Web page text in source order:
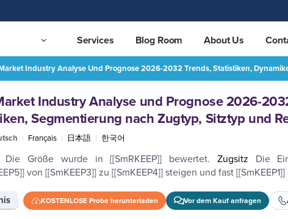
Services Blog Room About Us
Industry Analyse Und Prognose 2026-2032 Trends, Statistiken,
Industry Analyse und Prognose 2026-
Segmentierung nach Zugtyp, Sitztyp und
| Français | 日本語 | 한국어
Die Größe wurde in [[SmRKEEP]] bewertet. Zugsitz Die
von [[SmKEEP3]] zu [[SmKEEP4]] steigen und fast
KOSTENLOSE Probe herunterladen Vor dem Kauf anfragen
Global Train Seat Market Industry Analyse und Prognose 2026-2032 Trends, Statistiken, Dynamiken, Segmentierung nach Zugtyp, Sitztyp und Region
KOSTENLOSE PROBE ANFORDERN